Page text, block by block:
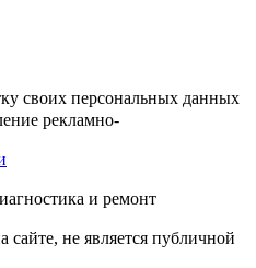
своих персональных данных
рекламно-
и ремонт
не является публичной